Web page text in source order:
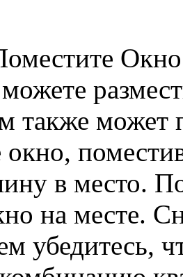
Окно
также
в место.
на месте.
убедитесь,